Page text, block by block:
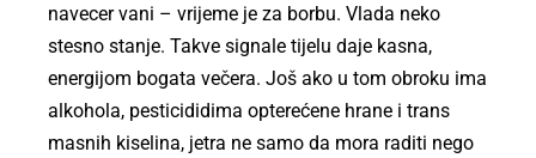
navecer vani – vrijeme je za borbu. Vlada neko
stesno stanje. Takve signale tijelu daje kasna,
energijom bogata večera. Još ako u tom obroku ima
alkohola, pesticididima opterećene hrane i trans
masnih kiselina, jetra ne samo da mora raditi nego